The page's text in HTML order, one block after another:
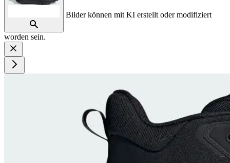
Bilder können mit KI erstellt oder modifiziert
worden sein.